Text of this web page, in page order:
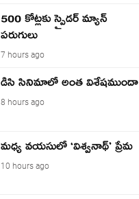
500 కోట్లకు స్పైడర్ మ్యాన్
పరుగులు
7 hours ago
డిసి సినిమాలో అంత విశేషముందా
8 hours ago
మధ్య వయసులో ‘విశ్వనాథ్’ ప్రేమ
10 hours ago